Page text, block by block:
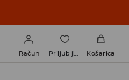
Račun Priljubljene Košarica